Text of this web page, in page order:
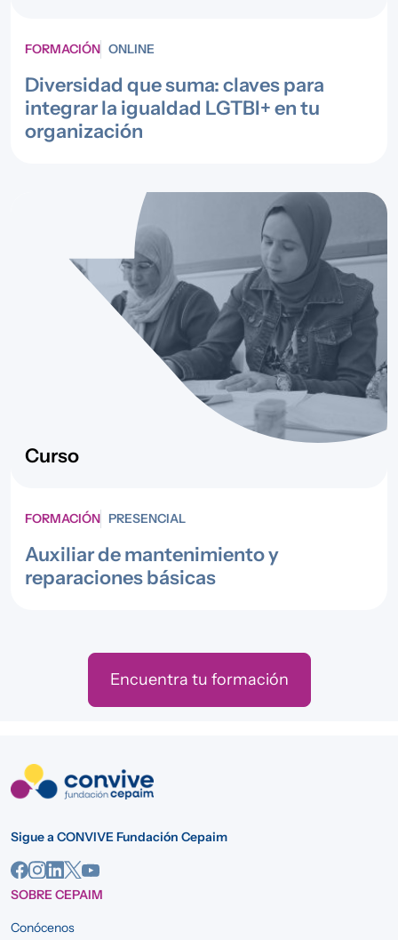
FORMACIÓN ONLINE
Diversidad que suma: claves para
integrar la igualdad LGTBI+ en tu
organización
Curso
FORMACIÓN PRESENCIAL
Auxiliar de mantenimiento y
reparaciones básicas
Encuentra tu formación
Sigue a CONVIVE Fundación Cepaim
SOBRE CEPAIM
Conócenos